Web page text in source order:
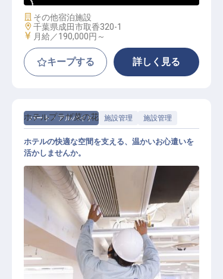
施設業態
その他宿泊施設
勤務地
千葉県成田市取香320-1
給与
月給／190,000円～
キープする 詳しく見る
パート・アルバイト 施設管理 施設管理
施設管理スタッフ（アルバイト）
ホテルプラザ菜の花
ホテルの快適な空間を支える、温かいお心遣いを
活かしませんか。